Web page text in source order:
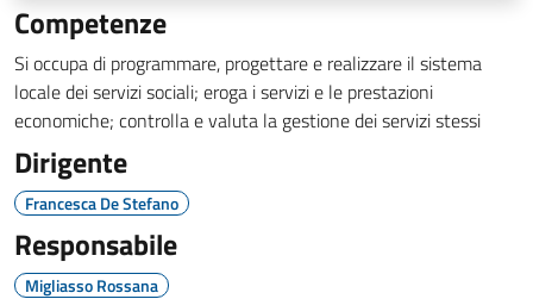
Competenze
Si occupa di programmare, progettare e realizzare il sistema
locale dei servizi sociali; eroga i servizi e le prestazioni
economiche; controlla e valuta la gestione dei servizi stessi
Dirigente
Francesca De Stefano
Responsabile
Migliasso Rossana